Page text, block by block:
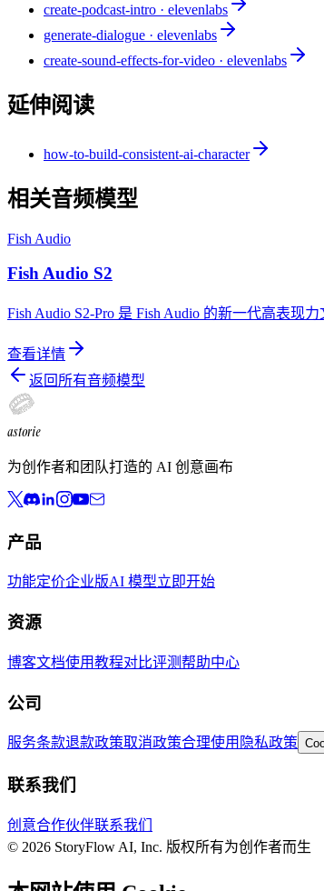
create-podcast-intro · elevenlabs
generate-dialogue · elevenlabs
create-sound-effects-for-video · elevenlabs
延伸阅读
how-to-build-consistent-ai-character
相关音频模型
Fish Audio
Fish Audio S2
Fish Audio S2-Pro 是 Fish Audio 的新一代高表
查看详情
返回所有音频模型
astorie
为创作者和团队打造的 AI 创意画布
产品
功能定价企业版AI 模型立即开始
资源
博客文档使用教程对比评测帮助中心
公司
服务条款退款政策取消政策合理使用 隐私政策
联系我们
创意合作伙伴联系我们
© 2026 StoryFlow AI, Inc. 版权所有为创作者而生